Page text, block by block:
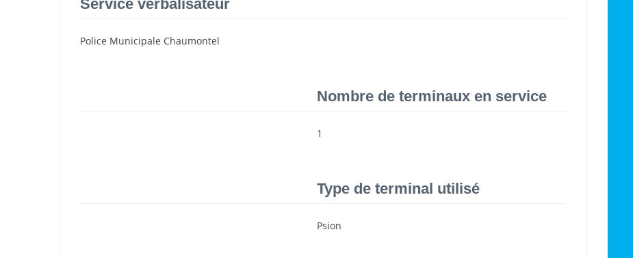
Service verbalisateur
Police Municipale Chaumontel
Nombre de terminaux en service
1
Type de terminal utilisé
Psion